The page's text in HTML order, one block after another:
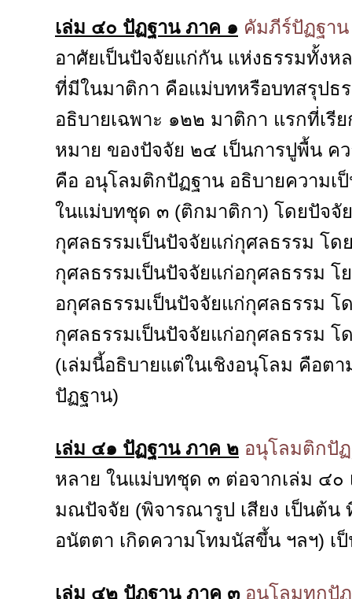
เล่ม ๔๐ ปัฏฐาน ภาค ๑ คัมภีร์ปัฏฐา
อาศัยเป็นปัจจัยแก่กัน แห่งธรรมทั้ง
ที่มีในมาติกา คือแม่บทหรือบทสรุปธ
อธิบายเฉพาะ ๑๒๒ มาติกา แรกที่เรี
หมาย ของปัจจัย ๒๔ เป็นการปูพื้น คว
คือ อนุโลมติกปัฏฐาน อธิบายความเ
ในแม่บทชุด ๓ (ติกมาติกา) โดยปัจจั
กุศลธรรมเป็นปัจจัยแก่กุศลธรรม โด
กุศลธรรมเป็นปัจจัยแก่อกุศลธรรม โ
อกุศลธรรมเป็นปัจจัยแก่กุศลธรรม โ
กุศลธรรมเป็นปัจจัยแก่อกุศลธรรม โ
(เล่มนี้อธิบายแต่ในเชิงอนุโลม คือต
ปัฏฐาน)
เล่ม ๔๑ ปัฏฐาน ภาค ๒ อนุโลมติกปั
หลาย ในแม่บทชุด ๓ ต่อจากเล่ม ๔๐
มณปัจจัย (พิจารณารูป เสียง เป็นต้น
อนัตตา เกิดความโทมนัสขึ้น ฯลฯ) เ
เล่ม ๔๒ ปัฏฐาน ภาค ๓ อนุโลมทุกปั